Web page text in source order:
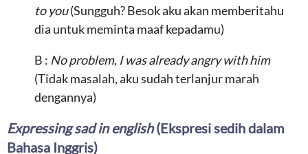
to you(Sungguh? Besok aku akan memberitahu
dia untuk meminta maaf kepadamu)
B : No problem, I was already angry with him
(Tidak masalah, aku sudah terlanjur marah
dengannya)
Expressing sad in english(Ekspresi sedih dalam
Bahasa Inggris)